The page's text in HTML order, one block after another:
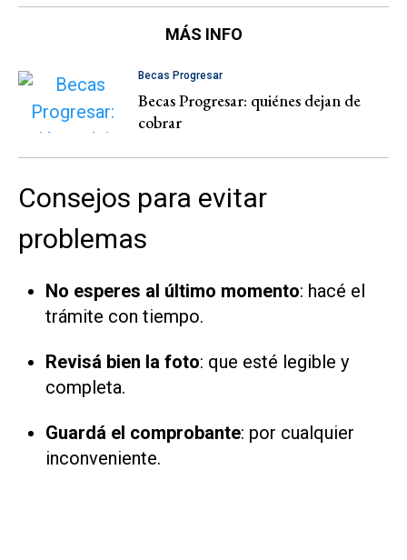
MÁS INFO
Becas Progresar
Becas Progresar: quiénes dejan de
cobrar
Consejos para evitar
problemas
No esperes al último momento: hacé el
trámite con tiempo.
Revisá bien la foto: que esté legible y
completa.
Guardá el comprobante: por cualquier
inconveniente.